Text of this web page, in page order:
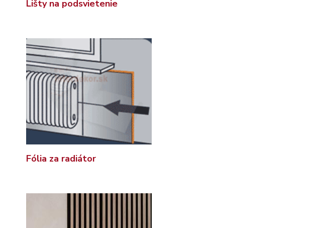
Lišty na podsvietenie
Fólia za radiátor